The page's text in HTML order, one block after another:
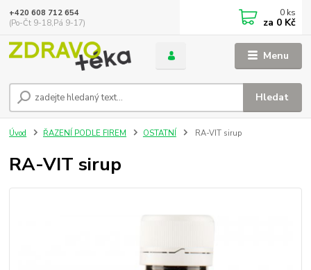
Menu
Hledat
+420 608 712 654
(Po-Čt 9-18,Pá 9-17)
0 ks
za 0 Kč
Úvod ŘAZENÍ PODLE FIREM OSTATNÍ RA-VIT sirup
RA-VIT sirup